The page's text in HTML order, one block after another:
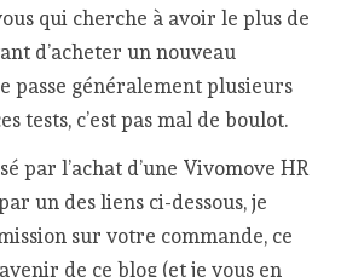
qui cherche à avoir le plus de
d’acheter un nouveau
passe généralement plusieurs
tests, c’est pas mal de boulot.
par l’achat d’une Vivomove HR
un des liens ci-dessous, je
sur votre commande, ce
de ce blog (et je vous en